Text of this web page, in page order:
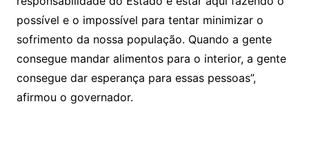
possível e o impossível para tentar minimizar o
sofrimento da nossa população. Quando a gente
consegue mandar alimentos para o interior, a gente
consegue dar esperança para essas pessoas”,
afirmou o governador.